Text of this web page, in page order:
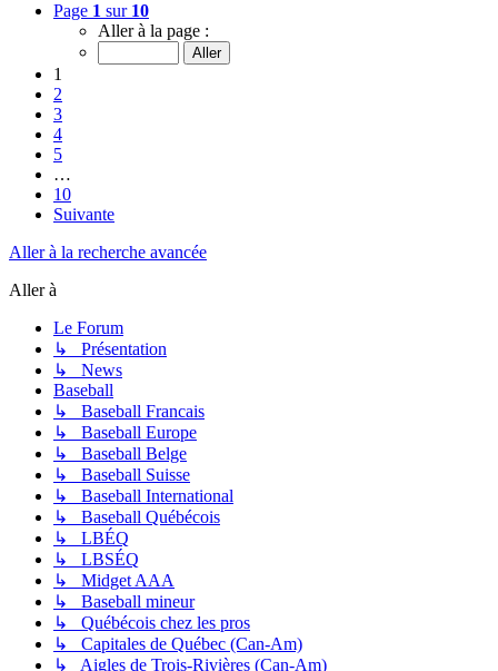
Page 1 sur 10
Aller à la page :
1
2
3
4
5
…
10
Suivante
Aller à la recherche avancée
Aller à
Le Forum
↳ Présentation
↳ News
Baseball
↳ Baseball Francais
↳ Baseball Europe
↳ Baseball Belge
↳ Baseball Suisse
↳ Baseball International
↳ Baseball Québécois
↳ LBÉQ
↳ LBSÉQ
↳ Midget AAA
↳ Baseball mineur
↳ Québécois chez les pros
↳ Capitales de Québec (Can-Am)
↳ Aigles de Trois-Rivières (Can-Am)